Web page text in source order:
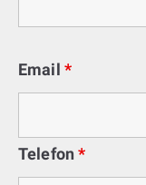
Email *
Telefon*